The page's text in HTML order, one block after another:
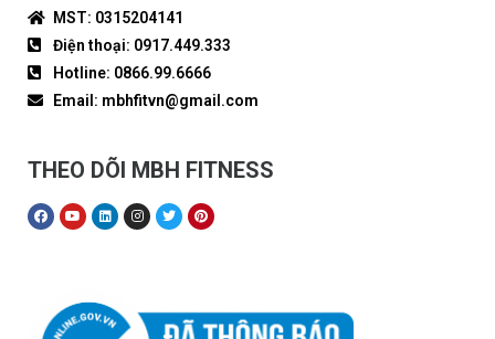
MST: 0315204141
Điện thoại: 0917.449.333
Hotline: 0866.99.6666
Email: mbhfitvn@gmail.com
THEO DÕI MBH FITNESS